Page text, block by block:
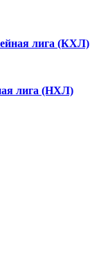
лига (КХЛ)
лига (НХЛ)